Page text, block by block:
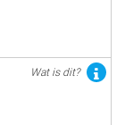
Wat is dit?